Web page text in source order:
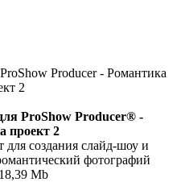
ProShow Producer® -
проект 2
создания слайд-шоу и
фотографий
Mb